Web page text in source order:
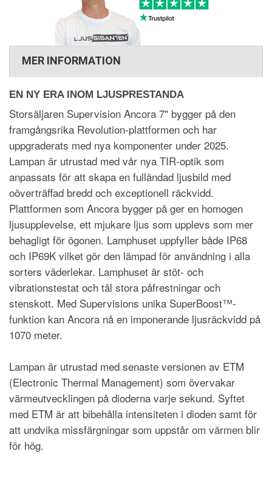
MER INFORMATION
EN NY ERA INOM LJUSPRESTANDA
Storsäljaren Supervision Ancora 7" bygger på den
framgångsrika Revolution-plattformen och har
uppgraderats med nya komponenter under 2025.
Lampan är utrustad med vår nya TIR-optik som
anpassats för att skapa en fulländad ljusbild med
oöverträffad bredd och exceptionell räckvidd.
Plattformen som Ancora bygger på ger en homogen
ljusupplevelse, ett mjukare ljus som upplevs som mer
behagligt för ögonen. Lamphuset uppfyller både IP68
och IP69K vilket gör den lämpad för användning i alla
sorters väderlekar. Lamphuset är stöt- och
vibrationstestat och tål stora påfrestningar och
stenskott. Med Supervisions unika SuperBoost™-
funktion kan Ancora nå en imponerande ljusräckvidd på
1070 meter.
Lampan är utrustad med senaste versionen av ETM
(Electronic Thermal Management) som övervakar
värmeutvecklingen på dioderna varje sekund. Syftet
med ETM är att bibehålla intensiteten i dioden samt för
att undvika missfärgningar som uppstår om värmen blir
för hög.